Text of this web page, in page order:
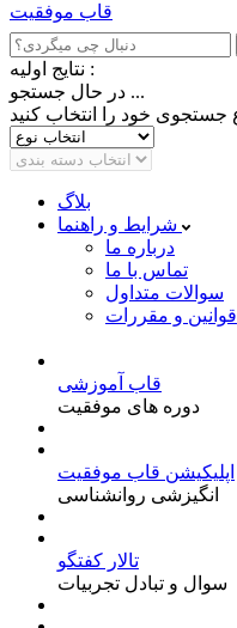
قاب موفقیت
نتایج اولیه :
در حال جستجو ...
بلاگ
درباره ما
تماس با ما
سوالات متداول
قوانین و مقررات
قاب آموزشی
دوره های موفقیت
اپلیکیشن قاب موفقیت
انگیزشی روانشناسی
تالار کفتگو
سوال و تبادل تجربیات